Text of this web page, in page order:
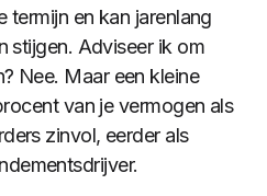
termijn en kan jarenlang
stijgen. Adviseer ik om
Nee. Maar een kleine
van je vermogen als
zinvol, eerder als